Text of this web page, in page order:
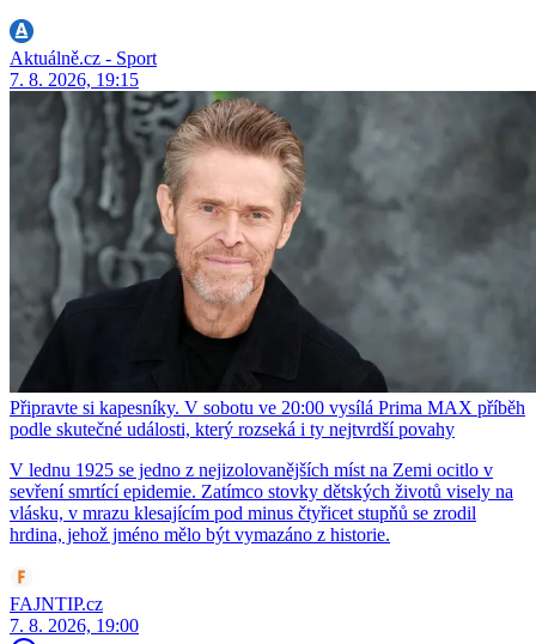
Aktuálně.cz - Sport
7. 8. 2026, 19:15
Připravte si kapesníky. V sobotu ve 20:00 vysílá Prima MAX příběh
podle skutečné události, který rozseká i ty nejtvrdší povahy
V lednu 1925 se jedno z nejizolovanějších míst na Zemi ocitlo v
sevření smrtící epidemie. Zatímco stovky dětských životů visely na
vlásku, v mrazu klesajícím pod minus čtyřicet stupňů se zrodil
hrdina, jehož jméno mělo být vymazáno z historie.
FAJNTIP.cz
7. 8. 2026, 19:00